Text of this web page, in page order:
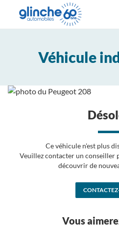
Véhicule
Ce véhicule n'est plus
Veuillez contacter un conseiller
découvrir de
Vous